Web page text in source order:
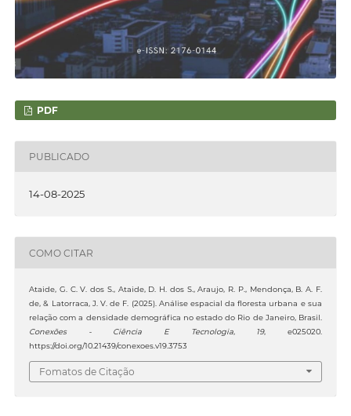
PDF
PUBLICADO
14-08-2025
COMO CITAR
Ataide, G. C. V. dos S., Ataide, D. H. dos S., Araujo, R. P., Mendonça, B. A. F.
de, & Latorraca, J. V. de F. (2025). Análise espacial da floresta urbana e sua
relação com a densidade demográfica no estado do Rio de Janeiro, Brasil.
Conexões - Ciência E Tecnologia, 19, e025020.
https://doi.org/10.21439/conexoes.v19.3753
Fomatos de Citação